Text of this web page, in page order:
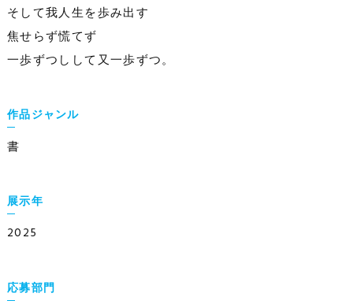
そして我人生を歩み出す
焦せらず慌てず
一歩ずつしして又一歩ずつ。
作品ジャンル
書
展示年
2025
応募部門